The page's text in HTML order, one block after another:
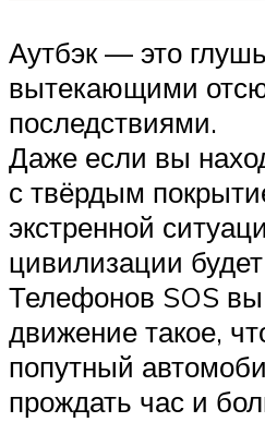
Аутбэк — это
вытекающими
последствиями.
Даже если вы
с твёрдым
экстренной
цивилизации
Телефонов SOS
движение такое,
попутный
прождать час и